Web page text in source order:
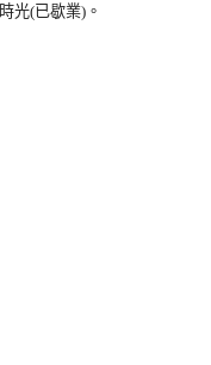
光(已歇業)。